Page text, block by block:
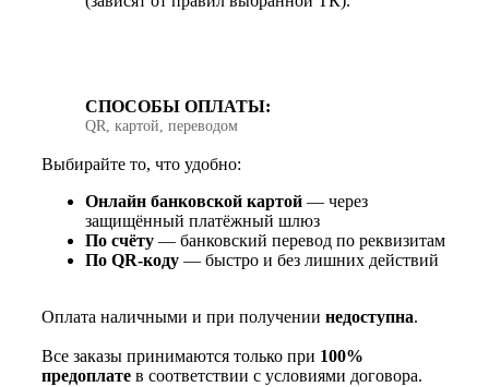
СПОСОБЫ ОПЛАТЫ:
QR, картой, переводом
Выбирайте то, что удобно:
Онлайн банковской картой — через
защищённый платёжный шлюз
По счёту — банковский перевод по реквизитам
По QR‑коду — быстро и без лишних действий
Оплата наличными и при получении недоступна.
Все заказы принимаются только при 100%
предоплате в соответствии с условиями договора.